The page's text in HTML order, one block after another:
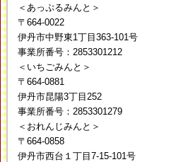
＜あっぷるみんと＞
〒664-0022
伊丹市中野東1丁目363-101号
事業所番号：2853301212
＜いちごみんと＞
〒664-0881
伊丹市昆陽3丁目252
事業所番号：2853301279
＜おれんじみんと＞
〒664-0858
伊丹市西台１丁目7-15-101号